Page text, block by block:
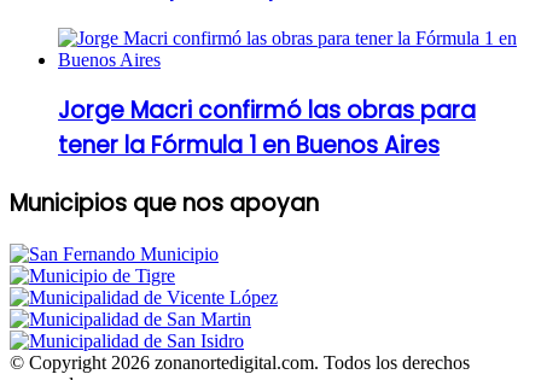
Jorge Macri confirmó las obras para
tener la Fórmula 1 en Buenos Aires
Municipios que nos apoyan
© Copyright 2026 zonanortedigital.com. Todos los derechos